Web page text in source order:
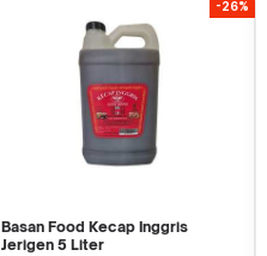
-26%
Basan Food Kecap Inggris
Jerigen 5 Liter